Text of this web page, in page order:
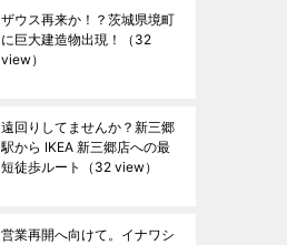
ザウス再来か！？茨城県境町
に巨大建造物出現！
（32
view）
遠回りしてませんか？新三郷
駅から IKEA 新三郷店への最
短徒歩ルート
（32 view）
営業再開へ向けて。イナワシ